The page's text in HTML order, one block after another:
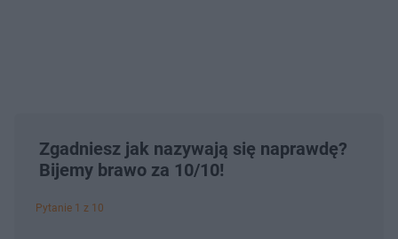
Zgadniesz jak nazywają się naprawdę?
Bijemy brawo za 10/10!
Pytanie 1 z 10